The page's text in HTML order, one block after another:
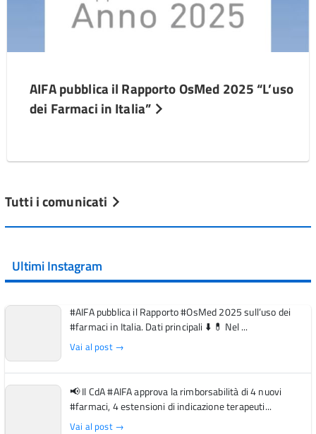
AIFA pubblica il Rapporto OsMed 2025 “L’uso
dei Farmaci in Italia”
Tutti i comunicati
Ultimi Instagram
#AIFA pubblica il Rapporto #OsMed 2025 sull’uso dei
#farmaci in Italia. Dati principali ⬇️ 💊 Nel ...
Vai al post →
📢 Il CdA #AIFA approva la rimborsabilità di 4 nuovi
#farmaci, 4 estensioni di indicazione terapeuti...
Vai al post →